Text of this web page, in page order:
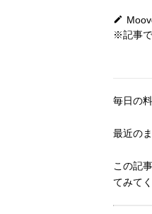
※記事で
毎日の
最近の
この記
てみて